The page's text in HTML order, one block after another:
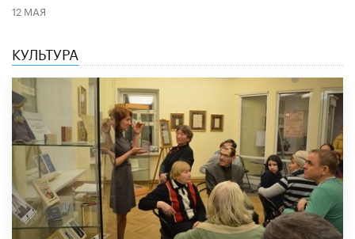
12 МАЯ
КУЛЬТУРА